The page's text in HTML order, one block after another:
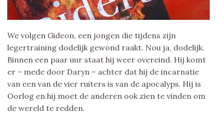
We volgen Gideon, een jongen die tijdens zijn
legertraining dodelijk gewond raakt. Nou ja, dodelijk.
Binnen een paar uur staat hij weer overeind. Hij komt
er – mede door Daryn – achter dat hij de incarnatie
van een van de vier ruiters is van de apocalyps. Hij is
Oorlog en hij moet de anderen ook zien te vinden om
de wereld te redden.